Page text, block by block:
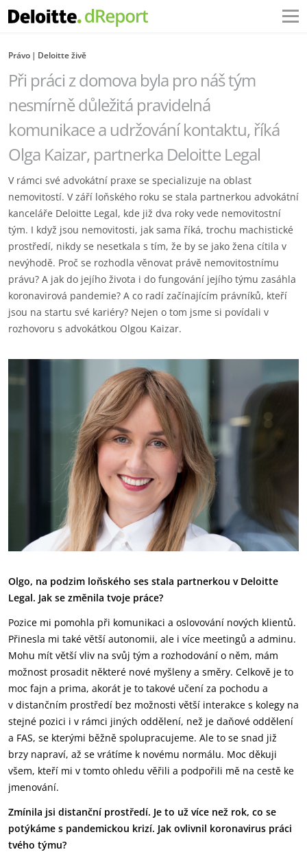
Právo Deloitte živě
Při práci z domova byla pro náš tým
nesmírně důležitá pravidelná
komunikace a udržování kontaktu, říká
Olga Kaizar, partnerka Deloitte Legal
V rámci své advokátní praxe se specializuje na oblast
nemovitostí. V září loňského roku se stala partnerkou advokátní
kanceláře Deloitte Legal, kde již dva roky vede nemovitostní
tým. I když jsou nemovitosti, jak sama říká, trochu machistické
prostředí, nikdy se nesetkala s tím, že by se jako žena cítila v
nevýhodě. Proč se rozhodla věnovat právě nemovitostnímu
právu? A jak do jejího života i do fungování jejího týmu zasáhla
koronavirová pandemie? A co radí začínajícím právníků, kteří
jsou na startu své kariéry? Nejen o tom jsme si povídali v
rozhovoru s advokátkou Olgou Kaizar.
Olgo, na podzim loňského ses stala partnerkou v Deloitte
Legal. Jak se změnila tvoje práce?
Pozice mi pomohla při komunikaci a oslovování nových klientů.
Přinesla mi také větší autonomii, ale i více meetingů a adminu.
Mohu mít větší vliv na svůj tým a rozhodování o něm, mám
možnost prosadit některé nové myšleny a směry. Celkově je to
moc fajn a prima, akorát je to takové učení za pochodu a
v distančním prostředí bez možnosti větší interakce s kolegy na
stejné pozici i v rámci jiných oddělení, než je daňové oddělení
a FAS, se kterými běžně spolupracujeme. Ale to se snad již
brzy napraví, až se vrátíme k novému normálu. Moc děkuji
všem, kteří mi v tomto ohledu věřili a podpořili mě na cestě ke
jmenování.
Zmínila jsi distanční prostředí. Je to už více než rok, co se
potýkáme s pandemickou krizí. Jak ovlivnil koronavirus práci
tvého týmu?